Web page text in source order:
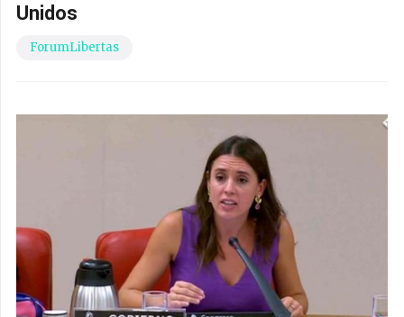
Unidos
ForumLibertas